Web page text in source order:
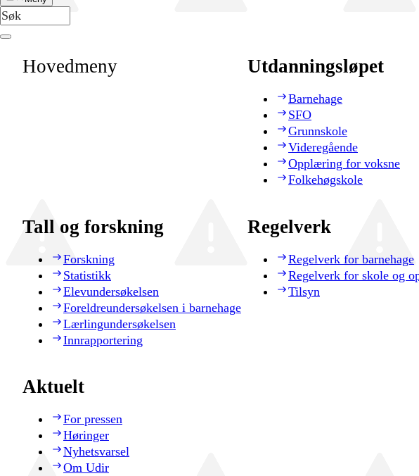
Hovedmeny Utdanningsløpet
Barnehage
SFO
Grunnskole
Videregående
Opplæring for voksne
Folkehøgskole
Tall og forskning
Forskning
Statistikk
Elevundersøkelsen
Foreldreundersøkelsen i barnehage
Lærlingundersøkelsen
Innrapportering
Regelverk
Regelverk for barnehage
Regelverk for skole og
Tilsyn
Aktuelt
For pressen
Høringer
Nyhetsvarsel
Om Udir